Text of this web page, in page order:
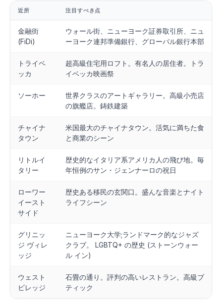
近所 注目すべき点
金融街
(FiDi)
ウォール街、ニューヨーク証券取引所、ニュ
ーヨーク連邦準備銀行、グローバル銀行本部
トライベ
ッカ
超高級住宅用ロフト。有名人の居住者。トラ
イベッカ映画祭
ソーホー
世界クラスのアートギャラリー。高級小売店
の旗艦店。鋳鉄建築
チャイナ
タウン
米国最大のチャイナタウン。活気に満ちた食
と商業のシーン
リトルイ
タリー
歴史的なイタリア系アメリカ人の飛び地。毎
年恒例のサン・ジェンナーロの祝日
ローワー
イースト
サイド
歴史ある移民の玄関口。盛んな音楽とナイト
ライフシーン
グリニッ
ジ ヴィレ
ッジ
ニューヨーク大学;ランドマーク的なジャズ
クラブ。 LGBTQ+ の歴史 (ストーンウォー
ル イン)
ウェスト
ビレッジ
石畳の通り。評判の高いレストラン。高級ブ
ティック